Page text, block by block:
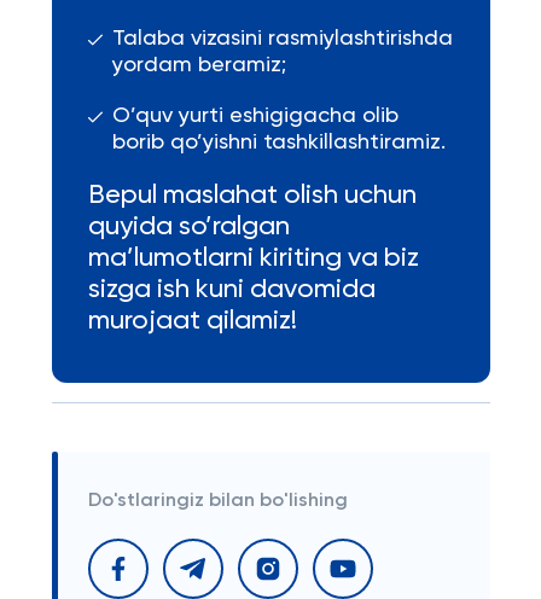
Talaba vizasini rasmiylashtirishda
yordam beramiz;
O’quv yurti eshigigacha olib
borib qo’yishni tashkillashtiramiz.
Bepul maslahat olish uchun
quyida so’ralgan
ma’lumotlarni kiriting va biz
sizga ish kuni davomida
murojaat qilamiz!
Do'stlaringiz bilan bo'lishing